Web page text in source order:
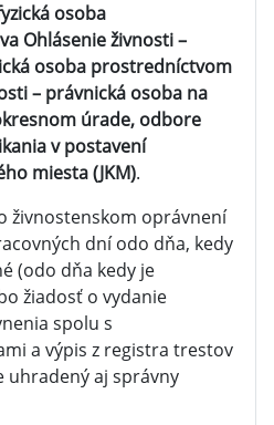
osoba
Ohlásenie živnosti –
osoba prostredníctvom
– právnická osoba na
úrade, odbore
v postavení
miesta (JKM).
živnostenskom oprávnení
dní odo dňa, kedy
(odo dňa kedy je
žiadosť o vydanie
spolu s
a výpis z registra trestov
uhradený aj správny